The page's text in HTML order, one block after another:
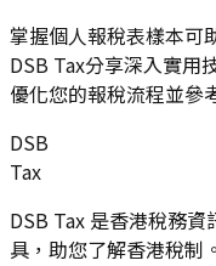
掌握個人報稅表樣本可
DSB Tax分享深入實用
優化您的報稅流程並參
DSB
Tax
DSB Tax 是香港稅務
具，助您了解香港稅制。